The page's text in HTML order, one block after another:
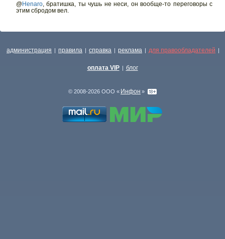
@Henaro,братишка, ты чушь не неси, он вообще-то переговоры с
этим сбродом вел.
администрация | правила | справка | реклама | для правообладателей |
оплата VIP | блог
© 2008-2026 ООО « Инфон »